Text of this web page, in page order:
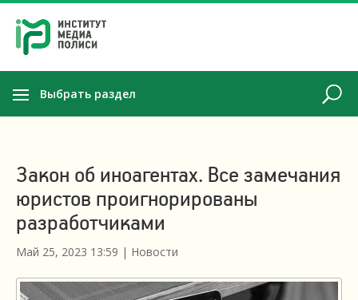
Выбрать раздел
Закон об иноагентах. Все замечания
юристов проигнорированы
разработчиками
Май 25, 2023 13:59 | Новости